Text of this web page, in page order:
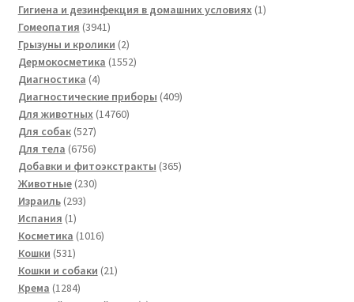
товаров
Гигиена и дезинфекция в домашних условиях 11
Гомеопатия 39413941
товар
Грызуны и кролики 22
товара
Дермокосметика 15521552
Диагностика 44
товара
Диагностические приборы 409409
Для животных 1476014760
Для собак 527527
товаров
Для тела 67566756
товаров
Добавки и фитоэкстракты 365365
Животные 230230
Израиль 293293
Испания 11
товар
Косметика 10161016
Кошки 531531
товар
Кошки и собаки 2121
Крема 12841284